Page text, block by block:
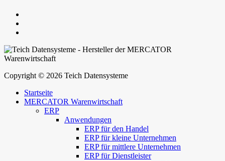
Copyright © 2026 Teich Datensysteme
Startseite
MERCATOR Warenwirtschaft
ERP
Anwendungen
ERP für den Handel
ERP für kleine Unternehmen
ERP für mittlere Unternehmen
ERP für Dienstleister